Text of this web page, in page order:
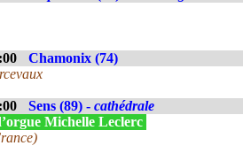
Chamonix (74)
Sens (89) - cathédrale
Michelle Leclerc